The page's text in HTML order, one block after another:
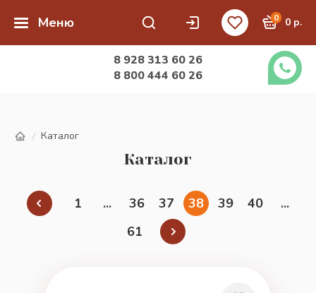
Меню 0 0 р.
8 928 313 60 26
8 800 444 60 26
/ Каталог
Каталог
1 ... 36 37 38 39 40
...
61